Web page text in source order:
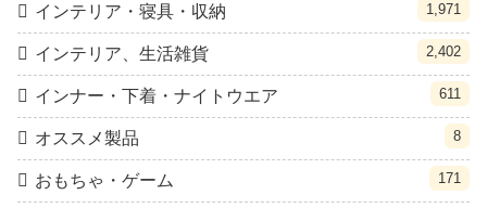
インテリア・寝具・収納 1,971
インテリア、生活雑貨 2,402
インナー・下着・ナイトウエア 611
オススメ製品 8
おもちゃ・ゲーム 171